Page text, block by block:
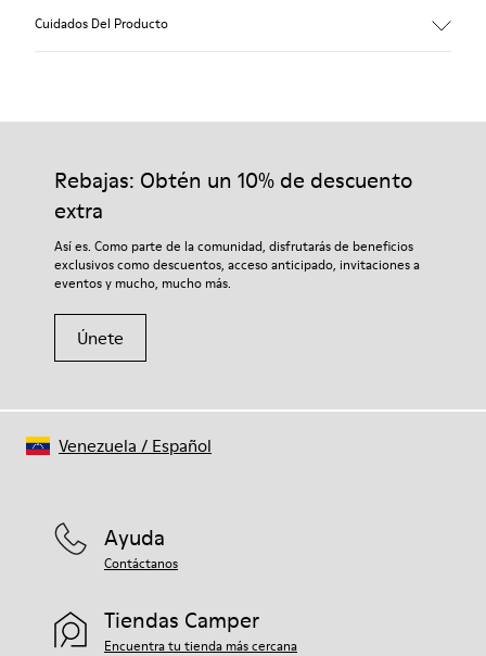
Cuidados Del Producto
Rebajas: Obtén un 10% de descuento
extra
Así es. Como parte de la comunidad, disfrutarás de beneficios
exclusivos como descuentos, acceso anticipado, invitaciones a
eventos y mucho, mucho más.
Únete
Ayuda
Contáctanos
Tiendas Camper
Encuentra tu tienda más cercana
Venezuela / Español